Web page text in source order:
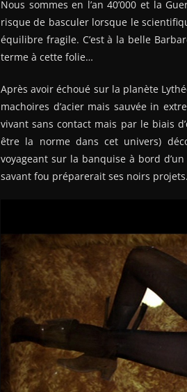
Nous sommes en l’an 40’000 et la
risque de basculer lorsque le
équilibre fragile. C’est à la belle
terme à cette folie…
Après avoir échoué sur la planète
machoires d’acier mais sauvée in
vivant sans contact mais par le biais
être la norme dans cet univers)
voyageant sur la banquise à bord
savant fou préparerait ses noirs